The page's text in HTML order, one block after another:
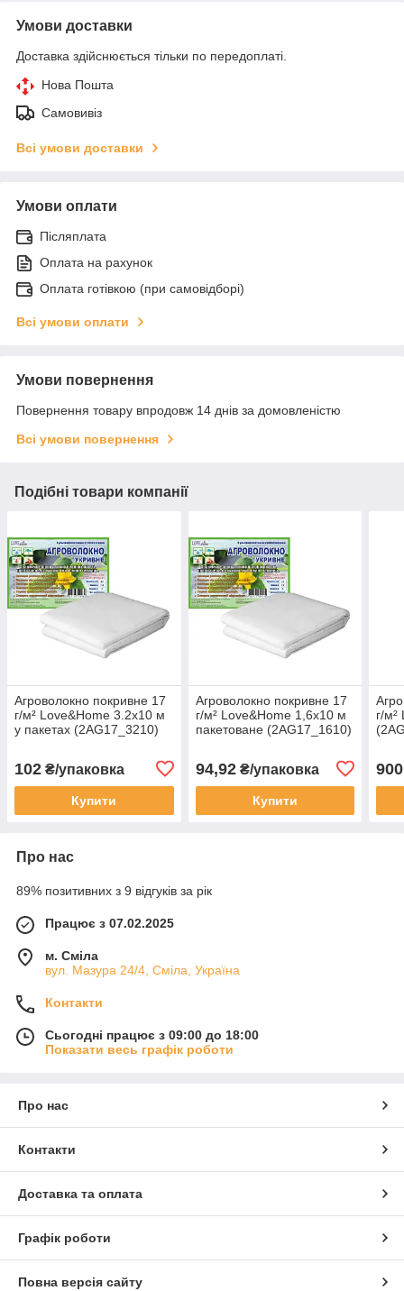
Умови доставки
Доставка здійснюється тільки по передоплаті.
Нова Пошта
Самовивіз
Всі умови доставки
Умови оплати
Післяплата
Оплата на рахунок
Оплата готівкою (при самовідборі)
Всі умови оплати
Умови повернення
Повернення товару впродовж 14 днів за домовленістю
Всі умови повернення
Подібні товари компанії
Агроволокно покривне 17
г/м² Love&Home 3.2х10 м
у пакетах (2AG17_3210)
102 ₴/упаковка
Купити
Агроволокно покривне 17
г/м² Love&Home 1,6х10 м
пакетоване (2AG17_1610)
94,92₴/упаковка
Купити
г/
Про нас
89% позитивних з 9 відгуків за рік
Працює з 07.02.2025
м. Сміла
вул. Мазура 24/4, Сміла, Україна
Контакти
Сьогодні працює з 09:00 до 18:00
Показати весь графік роботи
Про нас
Контакти
Доставка та оплата
Графік роботи
Повна версія сайту